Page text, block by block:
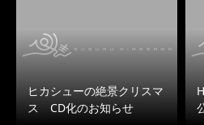
ヒカシューの絶景クリスマ
ス CD化のお知らせ